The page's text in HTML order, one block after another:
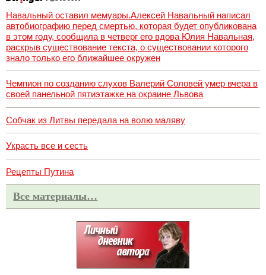
Навальный оставил мемуары.Алексей Навальный написал
автобиографию перед смертью, которая будет опубликована
в этом году, сообщила в четверг его вдова Юлия Навальная,
раскрыв существование текста, о существовании которого
знало только его ближайшее окружен
Чемпион по созданию слухов Валерий Соловей умер вчера в
своей панельной пятиэтажке на окраине Львова
Собчак из Литвы передала на волю маляву
Украсть все и сесть
Рецепты Путина
Все материалы…